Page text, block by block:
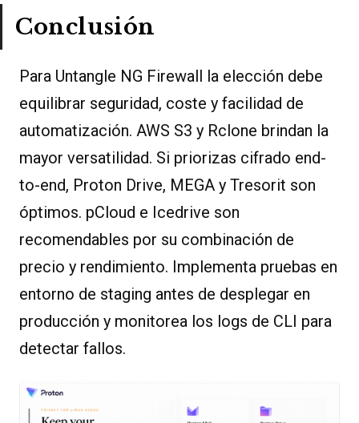
Conclusión
Para Untangle NG Firewall la elección debe
equilibrar seguridad, coste y facilidad de
automatización. AWS S3 y Rclone brindan la
mayor versatilidad. Si priorizas cifrado end-
to-end, Proton Drive, MEGA y Tresorit son
óptimos. pCloud e Icedrive son
recomendables por su combinación de
precio y rendimiento. Implementa pruebas en
entorno de staging antes de desplegar en
producción y monitorea los logs de CLI para
detectar fallos.